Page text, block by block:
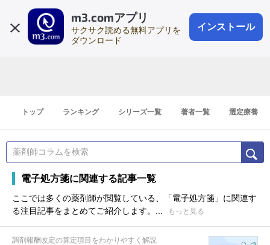
m3.comアプリ
サクサク読める無料アプリを
ダウンロード
インストール
会員登録
登録1分
トップ ランキング シリーズ一覧 著者一覧 選定療養
電子処方箋に関連する記事一覧
ここでは多くの薬剤師が閲覧している、「電子処方箋」に関連す
る注目記事をまとめてご紹介します。...
もっと見る
調剤報酬改定の算定項目をわかりやすく解説